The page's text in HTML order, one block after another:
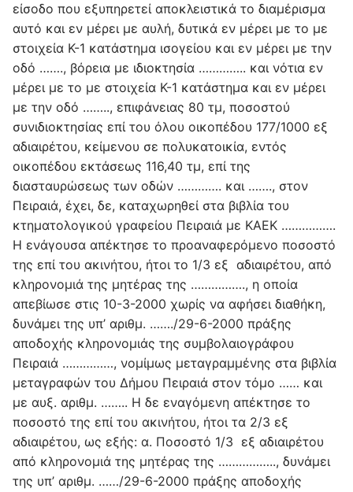
είσοδο που εξυπηρετεί αποκλειστικά το διαμέρισμα
αυτό και εν μέρει με αυλή, δυτικά εν μέρει με το με
στοιχεία Κ-1 κατάστημα ισογείου και εν μέρει με την
οδό ……., βόρεια με ιδιοκτησία ………….. και νότια εν
μέρει με το με στοιχεία Κ-1 κατάστημα και εν μέρει
με την οδό …….., επιφάνειας 80 τμ, ποσοστού
συνιδιοκτησίας επί του όλου οικοπέδου 177/1000 εξ
αδιαιρέτου, κείμενου σε πολυκατοικία, εντός
οικοπέδου εκτάσεως 116,40 τμ, επί της
διασταυρώσεως των οδών …………. και ……., στον
Πειραιά, έχει, δε, καταχωρηθεί στα βιβλία του
κτηματολογικού γραφείου Πειραιά με ΚΑΕΚ …………….
Η ενάγουσα απέκτησε το προαναφερόμενο ποσοστό
της επί του ακινήτου, ήτοι το 1/3 εξ αδιαιρέτου, από
κληρονομιά της μητέρας της ……………., η οποία
απεβίωσε στις 10-3-2000 χωρίς να αφήσει διαθήκη,
δυνάμει της υπ’ αριθμ. ……./29-6-2000 πράξης
αποδοχής κληρονομιάς της συμβολαιογράφου
Πειραιά ……………, νομίμως μεταγραμμένης στα βιβλία
μεταγραφών του Δήμου Πειραιά στον τόμο …… και
με αυξ. αριθμ. …….. Η δε εναγόμενη απέκτησε το
ποσοστό της επί του ακινήτου, ήτοι τα 2/3 εξ
αδιαιρέτου, ως εξής: α. Ποσοστό 1/3 εξ αδιαιρέτου
από κληρονομιά της μητέρας της …………….., δυνάμει
της υπ’ αριθμ. ……/29-6-2000 πράξης αποδοχής